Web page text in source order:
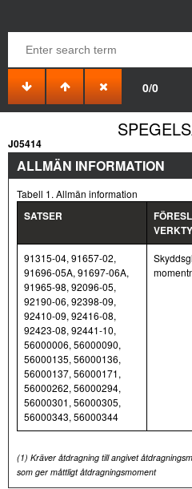
0/0
J05414
ALLMÄN INFORMATION
Tabell 1. Allmän information
SATSER
91315-04, 91657-02,
91696-05A, 91697-06A,
91965-98, 92096-05,
92190-06, 92398-09,
92410-09, 92416-08,
92423-08, 92441-10,
56000006, 56000090,
56000135, 56000136,
56000137, 56000171,
56000262, 56000294,
56000301, 56000305,
56000343, 56000344
(1) Kräver åtdragning till angivet
som ger måttligt åtdragningsmoment